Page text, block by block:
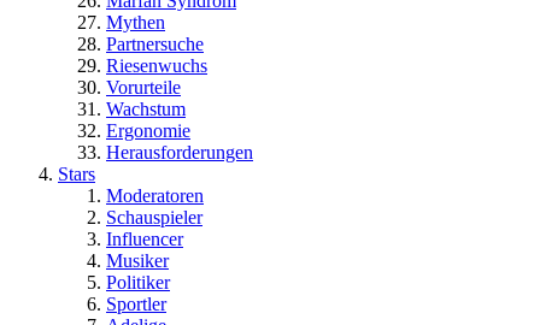
Mythen
Partnersuche
Riesenwuchs
Vorurteile
Wachstum
Ergonomie
Herausforderungen
Stars
Moderatoren
Schauspieler
Influencer
Musiker
Politiker
Sportler